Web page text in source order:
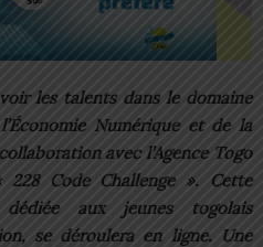
les talents dans le domaine
Numérique et de la
avec l’Agence Togo
Code Challenge ». Cette
dédiée aux jeunes togolais
se déroulera en ligne. Une